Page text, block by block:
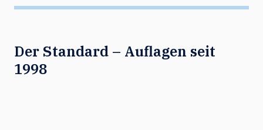
Der Standard – Auflagen seit
1998